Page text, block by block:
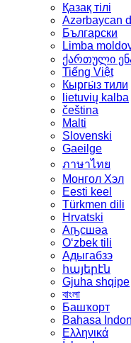
Қазақ тілі
Azərbaycan
Български
Limba
ქართული
Tiếng Việt
Кыргы́з тили
lietuvių kalba
čeština
Malti
Slovenski
Gaeilge
ภาษาไทย
Монгол Хэл
Eesti keel
Türkmen dili
Hrvatski
Аҧсшәа
Oʻzbek tili
Адыгабзэ
հայերէն
Gjuha shqipe
বাংলা
Башҡорт
Bahasa
Ελληνικά